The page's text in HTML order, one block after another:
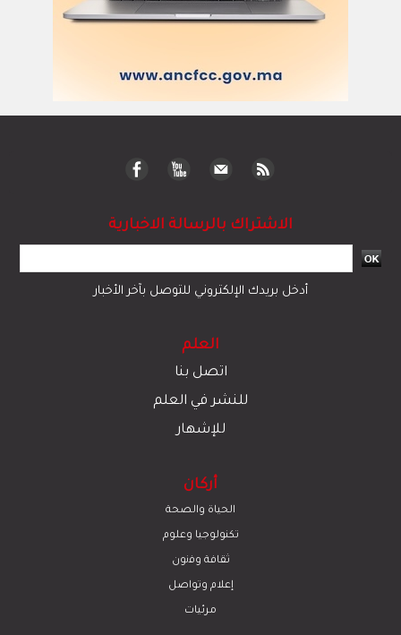
الاشتراك بالرسالة الاخبارية
أدخل بريدك الإلكتروني للتوصل بآخر الأخبار
العلم
اتصل بنا
للنشر في العلم
للإشهار
أركان
الحياة والصحة
تكنولوجيا وعلوم
ﺛﻘﺎﻓﺔ وﻓﻧون
إعلام وتواصل
مرئيات